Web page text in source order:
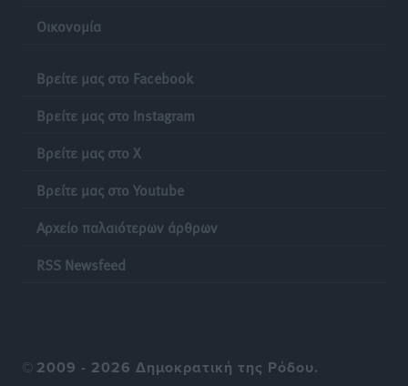
Οικονομία
Βρείτε μας στο Facebook
Βρείτε μας στο Instagram
Βρείτε μας στο X
Βρείτε μας στο Youtube
Αρχείο παλαιότερων άρθρων
RSS Newsfeed
© 2009 - 2026 Δημοκρατική της Ρόδου.